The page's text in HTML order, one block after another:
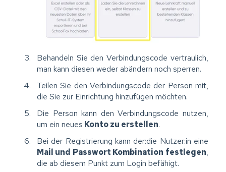
Behandeln Sie den Verbindungscode vertraulich,
man kann diesen weder abändern noch sperren.
Teilen Sie den Verbindungscode der Person mit,
die Sie zur Einrichtung hinzufügen möchten.
Die Person kann den Verbindungscode nutzen,
um ein neues Konto zu erstellen.
Bei der Registrierung kann der:die Nutzer:in eine
Mail und Passwort Kombination festlegen,
die ab diesem Punkt zum Login befähigt.